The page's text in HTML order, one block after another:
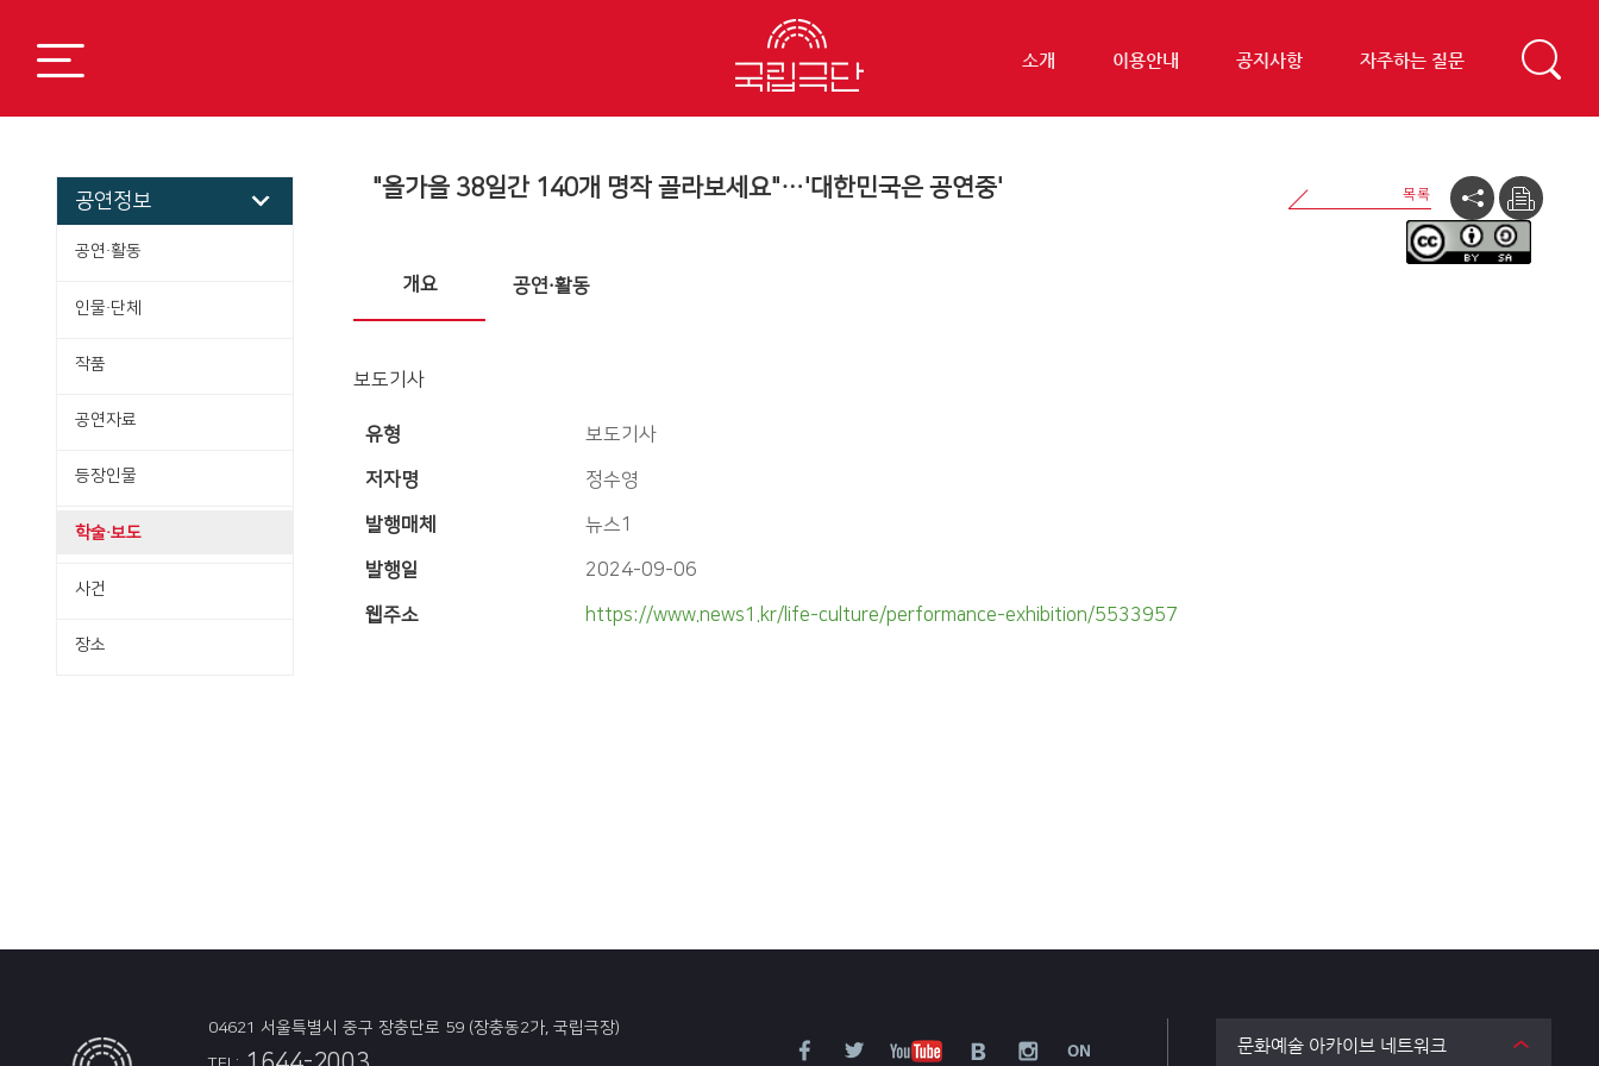
소개 이용안내 공지사항 자주하는 질문
공연정보
공연·활동
인물·단체
작품
공연자료
등장인물
학술·보도
사건
장소
"올가을 38일간 140개 명작 골라보세요"…'대한민국은 공연중'
개요 공연·활동
보도기사
유형 보도기사
저자명 정수영
발행매체 뉴스1
발행일 2024-09-06
웹주소 https://www.news1.kr/life-culture/performance-exhibition/5533957
04621 서울특별시 중구 장충단로 59 (장충동2가, 국립극장)
문화예술 아카이브 네트워크